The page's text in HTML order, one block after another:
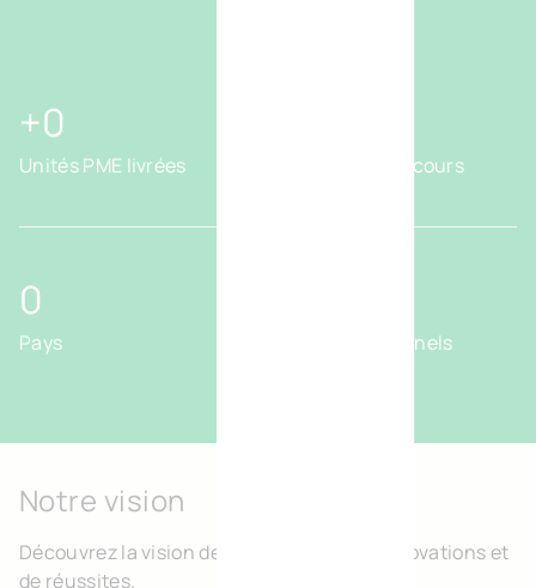
+2000
Unités PME livrées Projets en cours
5
Pays Professionnels
Notre vision
Découvrez la vision de BVI.EU, source d’innovations et
de réussites.